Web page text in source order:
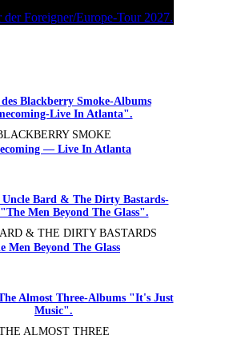
SMOKE
— Live In Atlanta
& THE DIRTY BASTARDS
Men Beyond The Glass
ALMOST THREE